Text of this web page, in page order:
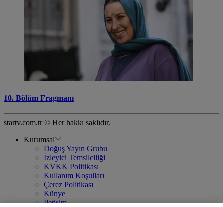
10. Bölüm Fragmanı
startv.com.tr © Her hakkı saklıdır.
Kurumsal
Doğuş Yayın Grubu
İzleyici Temsilciliği
KVKK Politikası
Kullanım Koşulları
Çerez Politikası
Künye
İletişim